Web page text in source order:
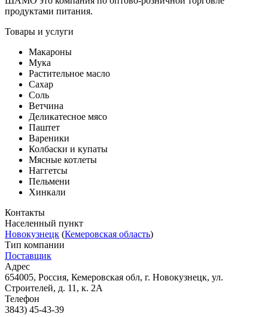
продуктами питания.
Товары и услуги
Макароны
Мука
Растительное масло
Сахар
Соль
Ветчина
Деликатесное мясо
Паштет
Вареники
Колбаски и купаты
Мясные котлеты
Наггетсы
Пельмени
Хинкали
Контакты
Населенный пункт
Новокузнецк (Кемеровская область)
Тип компании
Поставщик
Адрес
654005, Россия, Кемеровская обл, г. Новокузнецк, ул.
Строителей, д. 11, к. 2А
Телефон
3843) 45-43-39